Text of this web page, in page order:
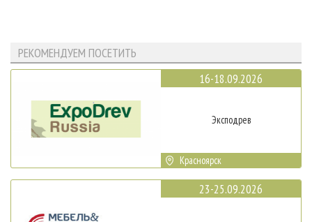
РЕКОМЕНДУЕМ ПОСЕТИТЬ
16-18.09.2026
Эксподрев
Красноярск
23-25.09.2026